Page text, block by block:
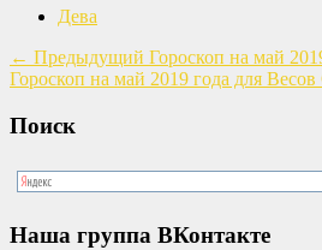
Дева
← Предыдущий Гороскоп на май
Гороскоп на май 2019 года для Весов
Поиск
Наша группа ВКонтакте